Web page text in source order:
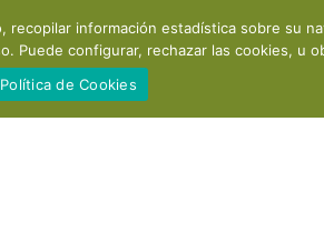
Productos Recomendaciones
información estadística sobre su
configurar, rechazar las cookies, u
Política de Cookies